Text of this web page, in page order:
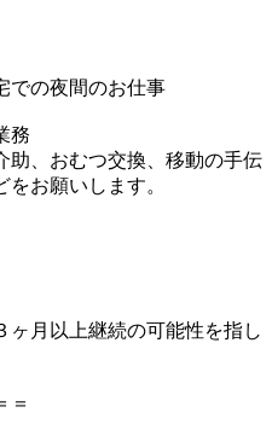
での夜間のお仕事
務
助、おむつ交換、移動の手伝
お願いします。
ヶ月以上継続の可能性を指し
＝